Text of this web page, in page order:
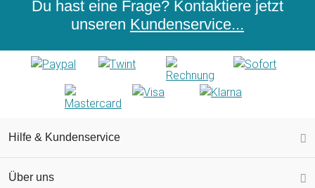
Du hast eine Frage? Kontaktiere jetzt
unseren Kundenservice...
Hilfe & Kundenservice
Über uns